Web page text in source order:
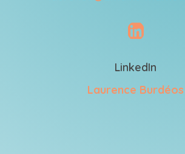

LinkedIn
Laurence Burdéos